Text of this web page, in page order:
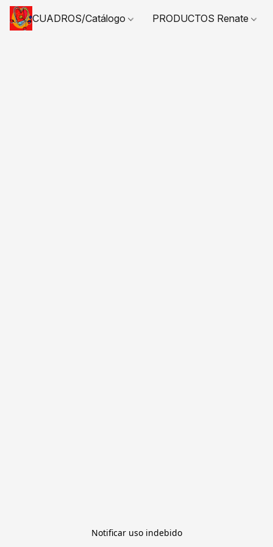
CUADROS/Catálogo PRODUCTOS Renate
Notificar uso indebido